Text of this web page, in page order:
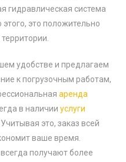
гидравлическая система
это положительно
удобстве и предлагаем
к погрузочным работам,
аренда
в наличииуслуги
это, заказ всей
ваше время.
получают более